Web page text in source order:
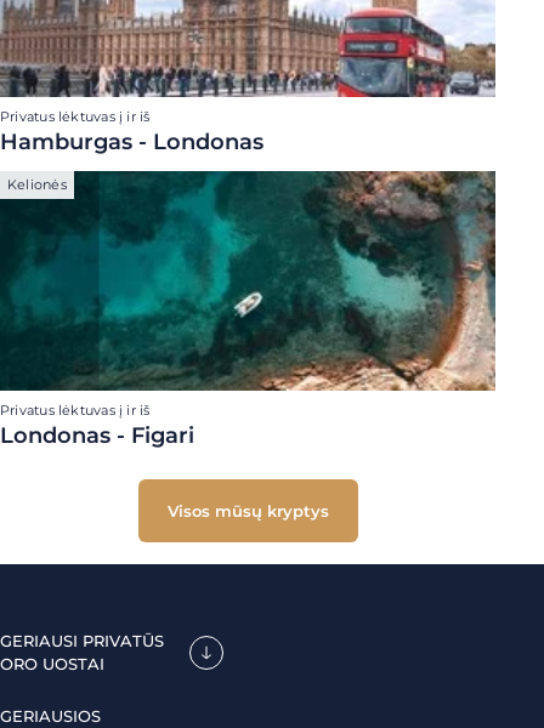
Privatus lėktuvas į ir iš
Hamburgas - Londonas
Kelionės
Privatus lėktuvas į ir iš
Londonas - Figari
Visos mūsų kryptys
GERIAUSI PRIVATŪS
ORO UOSTAI
GERIAUSIOS